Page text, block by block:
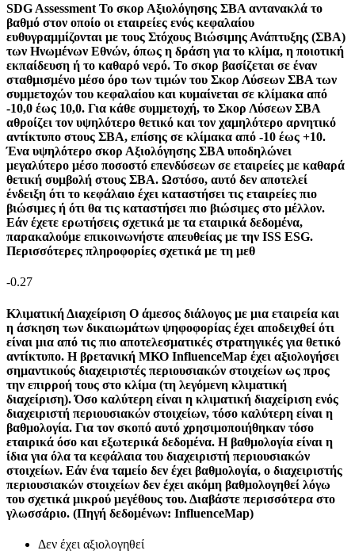
SDG Assessment Το σκορ Αξιολόγησης ΣΒΑ αντανακλά το
βαθμό στον οποίο οι εταιρείες ενός κεφαλαίου
ευθυγραμμίζονται με τους Στόχους Βιώσιμης Ανάπτυξης (ΣΒΑ)
των Ηνωμένων Εθνών, όπως η δράση για το κλίμα, η ποιοτική
εκπαίδευση ή το καθαρό νερό. Το σκορ βασίζεται σε έναν
σταθμισμένο μέσο όρο των τιμών του Σκορ Λύσεων ΣΒΑ των
συμμετοχών του κεφαλαίου και κυμαίνεται σε κλίμακα από
-10,0 έως 10,0. Για κάθε συμμετοχή, το Σκορ Λύσεων ΣΒΑ
αθροίζει τον υψηλότερο θετικό και τον χαμηλότερο αρνητικό
αντίκτυπο στους ΣΒΑ, επίσης σε κλίμακα από -10 έως +10.
Ένα υψηλότερο σκορ Αξιολόγησης ΣΒΑ υποδηλώνει
μεγαλύτερο μέσο ποσοστό επενδύσεων σε εταιρείες με καθαρά
θετική συμβολή στους ΣΒΑ. Ωστόσο, αυτό δεν αποτελεί
ένδειξη ότι το κεφάλαιο έχει καταστήσει τις εταιρείες πιο
βιώσιμες ή ότι θα τις καταστήσει πιο βιώσιμες στο μέλλον.
Εάν έχετε ερωτήσεις σχετικά με τα εταιρικά δεδομένα,
παρακαλούμε επικοινωνήστε απευθείας με την ISS ESG.
Περισσότερες πληροφορίες σχετικά με τη μεθ
-0.27
Κλιματική Διαχείριση Ο άμεσος διάλογος με μια εταιρεία και
η άσκηση των δικαιωμάτων ψηφοφορίας έχει αποδειχθεί ότι
είναι μια από τις πιο αποτελεσματικές στρατηγικές για θετικό
αντίκτυπο. Η βρετανική ΜΚΟ InfluenceMap έχει αξιολογήσει
σημαντικούς διαχειριστές περιουσιακών στοιχείων ως προς
την επιρροή τους στο κλίμα (τη λεγόμενη κλιματική
διαχείριση). Όσο καλύτερη είναι η κλιματική διαχείριση ενός
διαχειριστή περιουσιακών στοιχείων, τόσο καλύτερη είναι η
βαθμολογία. Για τον σκοπό αυτό χρησιμοποιήθηκαν τόσο
εταιρικά όσο και εξωτερικά δεδομένα. Η βαθμολογία είναι η
ίδια για όλα τα κεφάλαια του διαχειριστή περιουσιακών
στοιχείων. Εάν ένα ταμείο δεν έχει βαθμολογία, ο διαχειριστής
περιουσιακών στοιχείων δεν έχει ακόμη βαθμολογηθεί λόγω
του σχετικά μικρού μεγέθους του. Διαβάστε περισσότερα στο
γλωσσάριο. (Πηγή δεδομένων: InfluenceMap)
Δεν έχει αξιολογηθεί